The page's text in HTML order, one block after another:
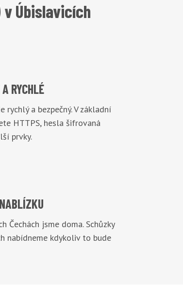
Úbislavicích
A RYCHLÉ
rychlý a bezpečný. V základní
HTTPS, hesla šifrovaná
prvky.
NABLÍZKU
Čechách jsme doma. Schůzky
nabídneme kdykoliv to bude